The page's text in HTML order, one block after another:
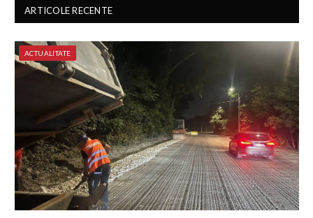
ARTICOLE RECENTE
ACTUALITATE